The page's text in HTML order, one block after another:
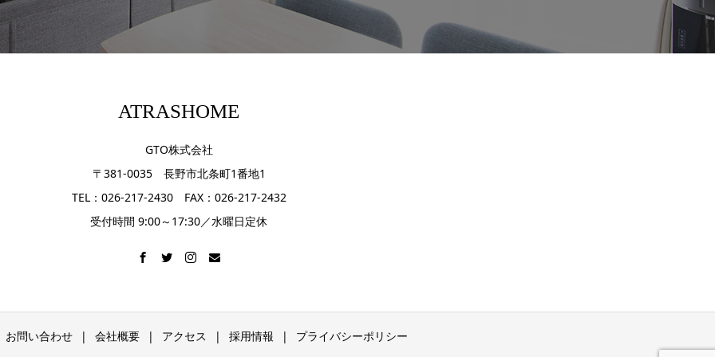
ATRASHOME
GTO株式会社
〒381-0035 長野市北条町1番地1
TEL：026-217-2430 FAX：026-217-2432
受付時間 9:00～17:30／水曜日定休
お問い合わせ 会社概要 アクセス 採用情報 プライバシーポリシー